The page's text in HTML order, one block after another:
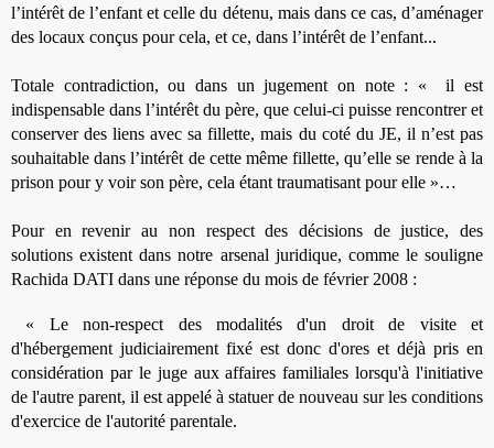
l’intérêt de l’enfant et celle du détenu, mais dans ce cas, d’aménager
des locaux conçus pour cela, et ce, dans l’intérêt de l’enfant...
Totale contradiction, ou dans un jugement on note : « il est
indispensable dans l’intérêt du père, que celui-ci puisse rencontrer et
conserver des liens avec sa fillette, mais du coté du JE, il n’est pas
souhaitable dans l’intérêt de cette même fillette, qu’elle se rende à la
prison pour y voir son père, cela étant traumatisant pour elle »…
Pour en revenir au non respect des décisions de justice, des
solutions existent dans notre arsenal juridique, comme le souligne
Rachida DATI dans une réponse du mois de février 2008 :
« Le non-respect des modalités d'un droit de visite et
d'hébergement judiciairement fixé est donc d'ores et déjà pris en
considération par le juge aux affaires familiales lorsqu'à l'initiative
de l'autre parent, il est appelé à statuer de nouveau sur les conditions
d'exercice de l'autorité parentale.